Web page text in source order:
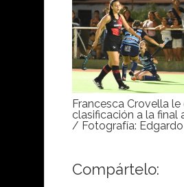
Francesca Crovella le
clasificación a la final
/ Fotografía: Edgardo
Compártelo: